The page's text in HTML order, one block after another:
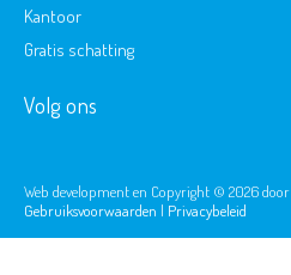
Kantoor
Gratis schatting
Volg ons
Web development en Copyright © 2026 door
Gebruiksvoorwaarden | Privacybeleid